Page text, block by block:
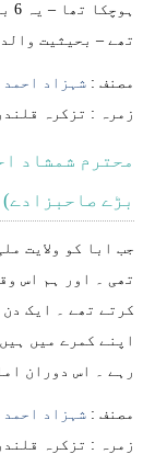
تھے – بحیثیت
مصنف : شہزاد احمد
⁠⁠⁠زمرہ : تزکرہ
محترم شمشاد
بڑے صاحبزادے)
جب ابا کو ولایت
تھی ۔ اور ہم اس
کرتے تھے ۔ ایک
اپنے کمرے میں
رہے ۔ اس دوران
مصنف : شہزاد احمد
⁠⁠⁠زمرہ : تزکرہ